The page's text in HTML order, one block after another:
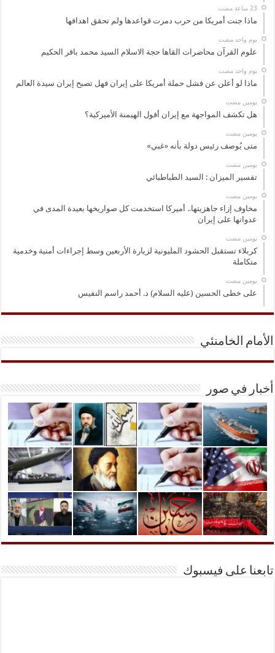
ماذا جنت أمريكا من حرب دمرت قواعدها ولم تحقق اهدافها
‏يوم واحد مضت
علوم القرآن محاضرات القاها حجة الاسلام السيد محمد باقر الحكيم
‏يوم واحد مضت
ماذا لو أعلن عن فشل حملة أمريكا على إيران فهل تصبح إيران سيدة العالم
‏يومين مضت
هل تكشف المواجهة مع إيران أفول الهيمنة الأميركية؟
‏يومين مضت
متى يُوصف رئيس دولة بأنه «غبي»
‏يومين مضت
تفسير الميزان : السيد الطباطبائي
‏يومين مضت
مخاوف إزاء جاهزيتها.. أميركا استخدمت كل صواريخها بعيدة المدى في
عدوانها على إيران
‏يومين مضت
كربلاء تستقبل الحشود المليونية لزيارة الأربعين وسط إجراءات أمنية وخدمية
متكاملة
‏يومين مضت
على خطى الحسين (عليه السلام) د. أحمد راسم النفيس
الأمام الخامنئي
أخبار في صور
تابعنا على فيسبوك